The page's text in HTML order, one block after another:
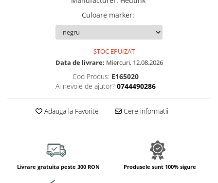
Oferte pentru Camere Senzoriale
Creativitate si indemanare
Cuburi și cărămizi
Dezvoltare cognitiva
Jocuri matematice
Jucării de sortare
Dezvoltare vestibulara
Echilibru
Culoare marker:
STOC EPUIZAT
Data de livrare: Miercuri, 12.08.2026
Cod Produs: E165020
Ai nevoie de ajutor? 0744490286
Adauga la Favorite Cere informatii
Livrare gratuita peste 300 RON Produsele sunt 100% sigure